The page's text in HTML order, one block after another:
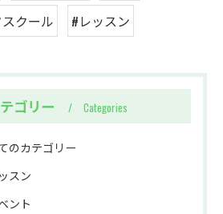
クール
#レッスン
ゴリー Categories
のカテゴリー
スン
ント